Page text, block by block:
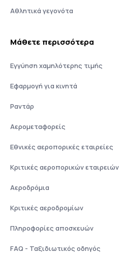
Αθλητικά γεγονότα
Μάθετε περισσότερα
Εγγύηση χαμηλότερης τιμής
Εφαρμογή για κινητά
Ραντάρ
Αερομεταφορείς
Εθνικές αεροπορικές εταιρείες
Κριτικές αεροπορικών εταιρειών
Αεροδρόμια
Κριτικές αεροδρομίων
Πληροφορίες αποσκευών
FAQ - Ταξιδιωτικός οδηγός